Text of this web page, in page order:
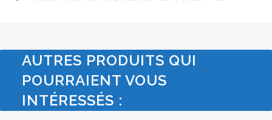
AUTRES PRODUITS QUI
POURRAIENT VOUS
INTÉRESSÉS :